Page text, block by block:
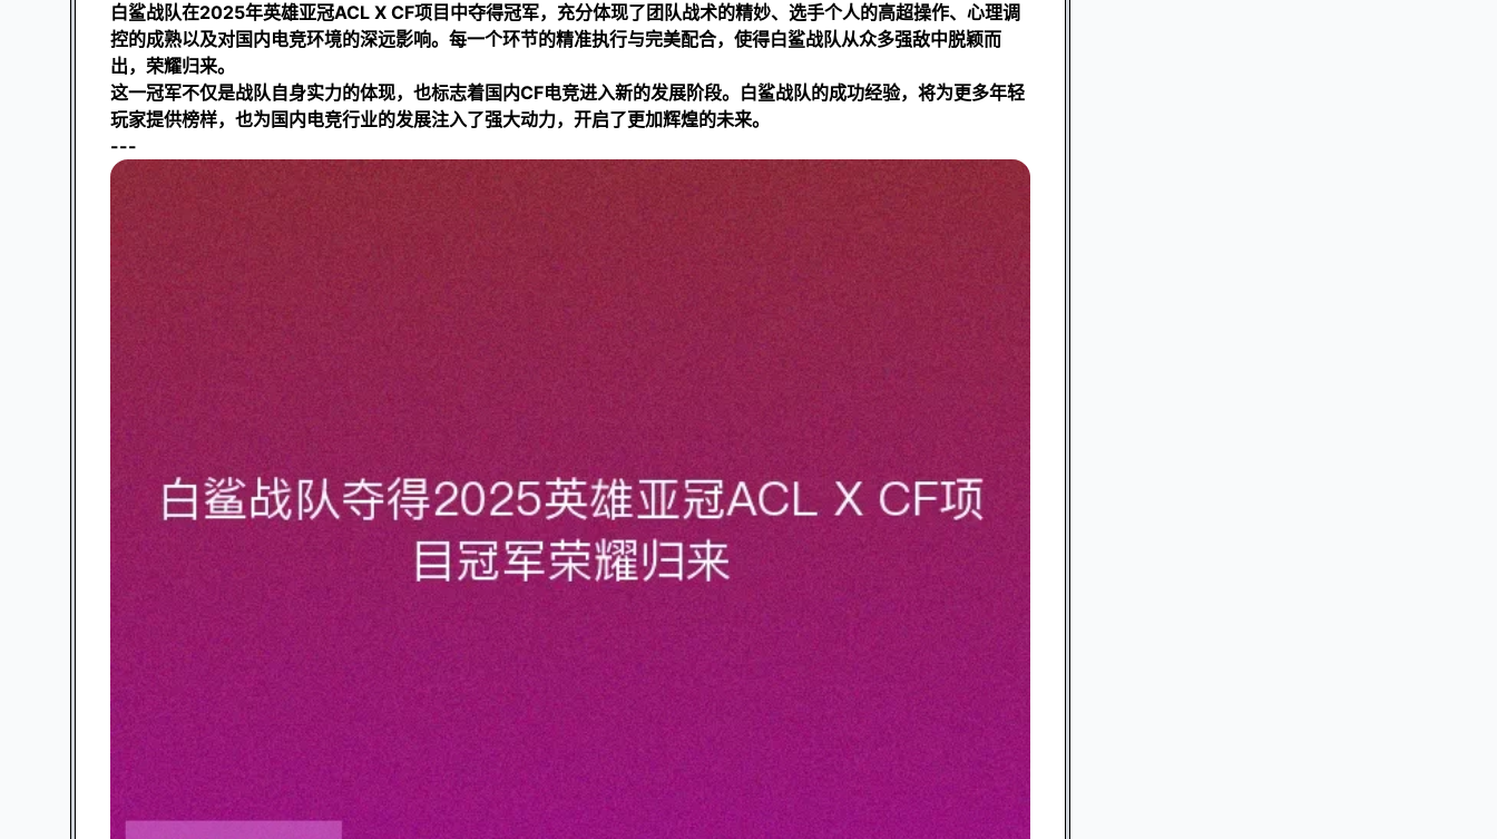
白鲨战队在2025年英雄亚冠ACL X CF项目中夺得冠军，充分体现了团队战术的精妙、选手个人的高超操作、心理调
控的成熟以及对国内电竞环境的深远影响。每一个环节的精准执行与完美配合，使得白鲨战队从众多强敌中脱颖而
出，荣耀归来。
这一冠军不仅是战队自身实力的体现，也标志着国内CF电竞进入新的发展阶段。白鲨战队的成功经验，将为更多年轻
玩家提供榜样，也为国内电竞行业的发展注入了强大动力，开启了更加辉煌的未来。
---